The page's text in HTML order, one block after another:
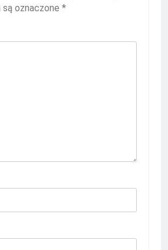
są oznaczone *